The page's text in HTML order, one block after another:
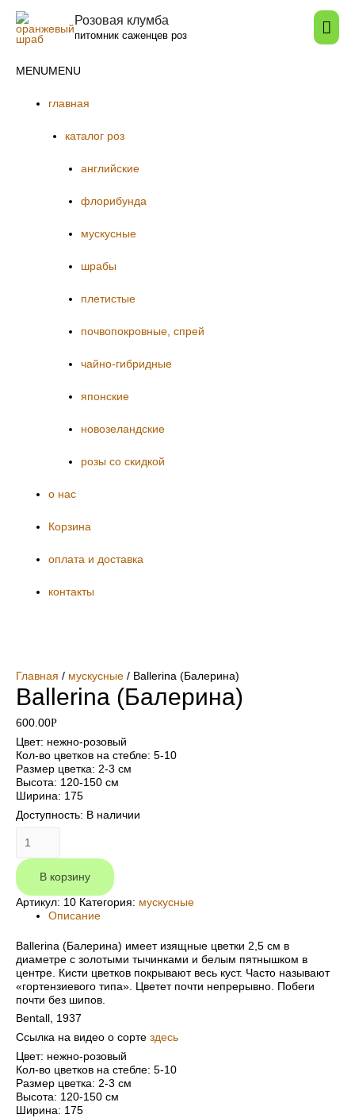
Розовая клумба
питомник саженцев роз
MENU MENU
главная
каталог роз
английские
флорибунда
мускусные
шрабы
плетистые
почвопокровные, спрей
чайно-гибридные
японские
новозеландские
розы со скидкой
о нас
Корзина
оплата и доставка
контакты
Главная / мускусные / Ballerina (Балерина)
Ballerina (Балерина)
600.00Р
Цвет: нежно-розовый
Кол-во цветков на стебле: 5-10
Размер цветка: 2-3 см
Высота: 120-150 см
Ширина: 175
Доступность: В наличии
Ballerina
(Балерина)
В корзину
Артикул: 10 Категория: мускусные
Описание
Ballerina (Балерина) имеет изящные цветки 2,5 см в
диаметре с золотыми тычинками и белым пятнышком в
центре. Кисти цветков покрывают весь куст. Часто называют
«гортензиевого типа». Цветет почти непрерывно. Побеги
почти без шипов.
Bentall, 1937
Ссылка на видео о сорте здесь
Цвет: нежно-розовый
Кол-во цветков на стебле: 5-10
Размер цветка: 2-3 см
Высота: 120-150 см
Ширина: 175